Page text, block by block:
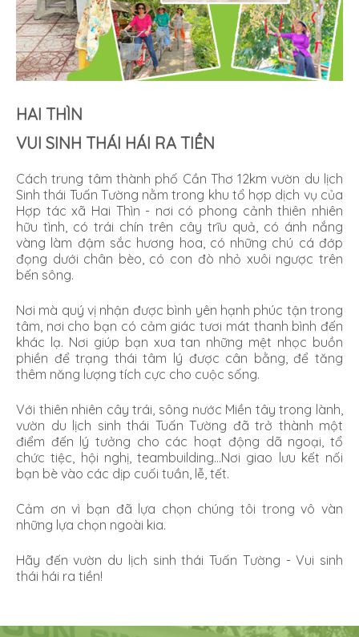
HAI THÌN
VUI SINH THÁI HÁI RA TIỀN
Cách trung tâm thành phố Cần Thơ 12km vườn du lịch
Sinh thái Tuấn Tường nằm trong khu tổ hợp dịch vụ của
Hợp tác xã Hai Thìn - nơi có phong cảnh thiên nhiên
hữu tình, có trái chín trên cây trĩu quả, có ánh nắng
vàng làm đậm sắc hương hoa, có những chú cá đớp
đọng dưới chân bèo, có con đò nhỏ xuôi ngược trên
bến sông.
Nơi mà quý vị nhận được bình yên hạnh phúc tận trong
tâm, nơi cho bạn có cảm giác tươi mát thanh bình đến
khác lạ. Nơi giúp bạn xua tan những mệt nhọc buồn
phiền để trạng thái tâm lý được cân bằng, để tăng
thêm năng lượng tích cực cho cuộc sống.
Với thiên nhiên cây trái, sông nước Miền tây trong lành,
vườn du lịch sinh thái Tuấn Tường đã trở thành một
điểm đến lý tưởng cho các hoạt động dã ngoại, tổ
chức tiệc, hội nghị, teambuilding...Nơi giao lưu kết nối
bạn bè vào các dịp cuối tuần, lễ, tết.
Cảm ơn vì bạn đã lựa chọn chúng tôi trong vô vàn
những lựa chọn ngoài kia.
Hãy đến vườn du lịch sinh thái Tuấn Tường - Vui sinh
thái hái ra tiền!